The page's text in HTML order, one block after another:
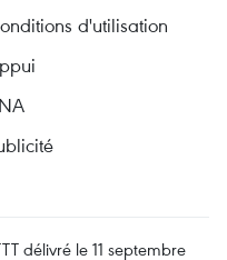
d'utilisation
délivré le 11 septembre